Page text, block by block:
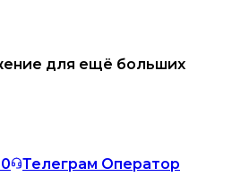
для ещё больших
Телеграм Оператор